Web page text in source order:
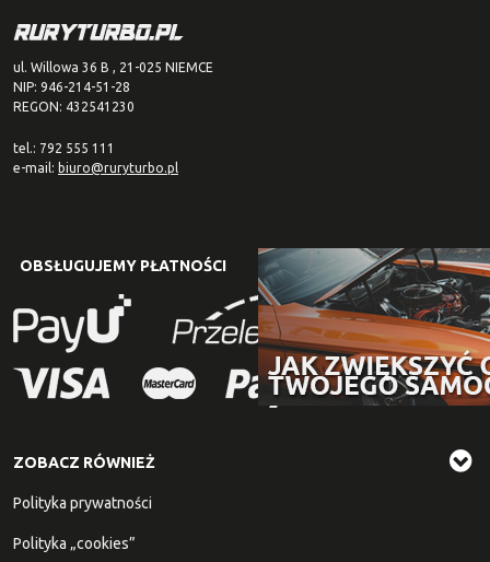
ul. Willowa 36 B , 21-025 NIEMCE
NIP: 946-214-51-28
REGON: 432541230
tel.: 792 555 111
e-mail: biuro@ruryturbo.pl
OBSŁUGUJEMY PŁATNOŚCI
ZOBACZ RÓWNIEŻ
Polityka prywatności
Polityka „cookies”